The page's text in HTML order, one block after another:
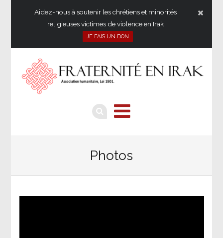
Aidez-nous à soutenir les chrétiens et minorités
religieuses victimes de violence en Irak
JE FAIS UN DON
Photos